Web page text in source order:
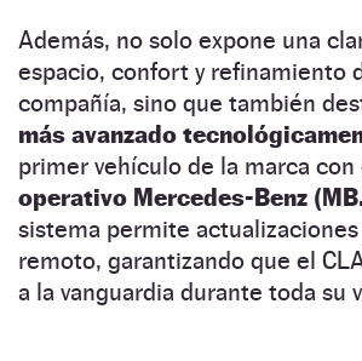
Además, no solo expone una
espacio, confort y refinamiento
compañía, sino que también
más avanzado
primer vehículo de la marca con
operativo Mercedes-Benz
sistema permite
remoto, garantizando que el
a la vanguardia durante toda su